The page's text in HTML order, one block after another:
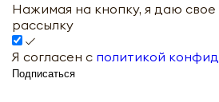
Нажимая на кнопку, я даю свое
рассылку
Я согласен с политикой
Подписаться